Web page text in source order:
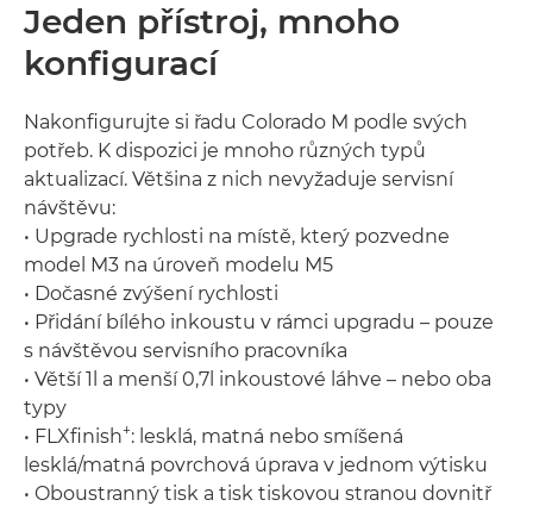
Jeden přístroj, mnoho
konfigurací
Nakonfigurujte si řadu Colorado M podle svých
potřeb. K dispozici je mnoho různých typů
aktualizací. Většina z nich nevyžaduje servisní
návštěvu:
• Upgrade rychlosti na místě, který pozvedne
model M3 na úroveň modelu M5
• Dočasné zvýšení rychlosti
• Přidání bílého inkoustu v rámci upgradu – pouze
s návštěvou servisního pracovníka
• Větší 1l a menší 0,7l inkoustové láhve – nebo oba
typy
• FLXfinish+: lesklá, matná nebo smíšená
lesklá/matná povrchová úprava v jednom výtisku
• Oboustranný tisk a tisk tiskovou stranou dovnitř